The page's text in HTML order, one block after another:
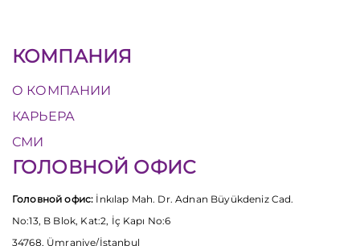
КОМПАНИЯ
О КОМПАНИИ
КАРЬЕРА
СМИ
ГОЛОВНОЙ ОФИС
Головной офис: İnkılap Mah. Dr. Adnan Büyükdeniz Cad.
No:13, B Blok, Kat:2, İç Kapı No:6
34768, Ümraniye/İstanbul